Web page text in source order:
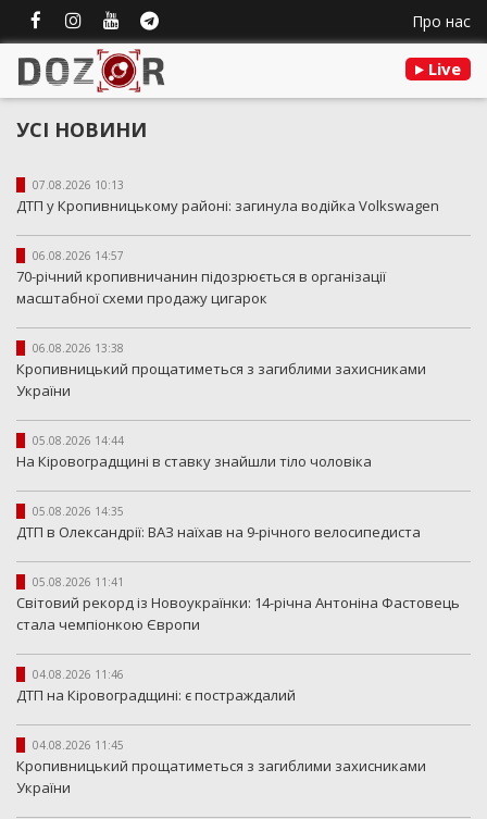
Про нас
Live
УСІ НОВИНИ
07.08.2026 10:13
ДТП у Кропивницькому районі: загинула водійка Volkswagen
06.08.2026 14:57
70-річний кропивничанин підозрюється в організації
масштабної схеми продажу цигарок
06.08.2026 13:38
Кропивницький прощатиметься з загиблими захисниками
України
05.08.2026 14:44
На Кіровоградщині в ставку знайшли тіло чоловіка
05.08.2026 14:35
ДТП в Олександрії: ВАЗ наїхав на 9-річного велосипедиста
05.08.2026 11:41
Світовий рекорд із Новоукраїнки: 14-річна Антоніна Фастовець
стала чемпіонкою Європи
04.08.2026 11:46
ДТП на Кіровоградщині: є постраждалий
04.08.2026 11:45
Кропивницький прощатиметься з загиблими захисниками
України